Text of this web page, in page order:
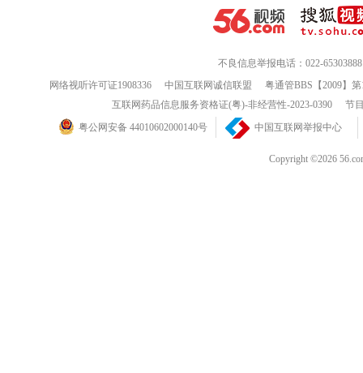
不良信息举报电话：022-65303888
网络视听许可证1908336
中国互联网诚信联盟
粤通管BBS【2009】
互联网药品信息服务资格证(粤)-非经营性-2023-0390
节
粤公网安备 44010602000140号
中国互联网举报中心
Copyright ©2026